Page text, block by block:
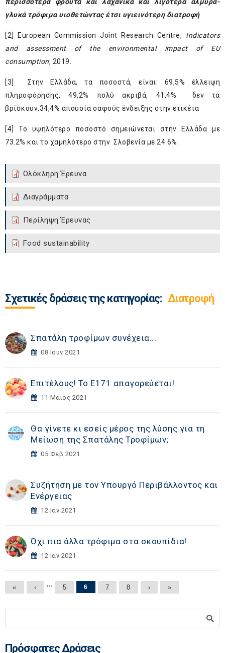
περισσότερα φρούτα και λαχανικά και λιγότερα αλμυρά-
γλυκά τρόφιμα υιοθετώντας έτσι υγιεινότερη διατροφή
[2] European Commission Joint Research Centre, Indicators
and assessment of the environmental impact of EU
consumption, 2019.
[3]
Στην Ελλάδα, τα ποσοστά, είναι: 69,5% έλλειψη
πληροφόρησης, 49,2% πολύ ακριβά, 41,4% δεν τα
βρίσκουν,34,4% απουσία σαφούς ένδειξης στην ετικέτα
[4]
Το υψηλότερο ποσοστό σημειώνεται στην Ελλάδα με
73.2% και το χαμηλότερο στην Σλοβενία με 24.6%.
Ολόκληρη Έρευνα
Διαγράμματα
Περίληψη Έρευνας
Food sustainability
Σχετικές δράσεις της κατηγορίας: Διατροφή
Σπατάλη τροφίμων συνέχεια...
08 Ιουν 2021
Επιτέλους! Το Ε171 απαγορεύεται!
11 Μάιος 2021
Θα γίνετε κι εσείς μέρος της λύσης για τη
Μείωση της Σπατάλης Τροφίμων;
05 Φεβ 2021
Συζήτηση με τον Υπουργό Περιβάλλοντος και
Ενέργειας
12 Ιαν 2021
Όχι πια άλλα τρόφιμα στα σκουπίδια!
12 Ιαν 2021
Σελίδες
« ‹ … 5 6 7 8 › »
Πρόσφατες Δράσεις